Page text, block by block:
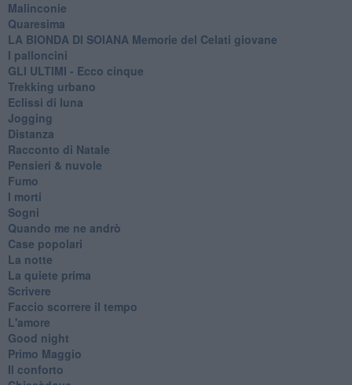
Malinconie
Quaresima
LA BIONDA DI SOIANA Memorie del Celati giovane
I palloncini
GLI ULTIMI - Ecco cinque
Trekking urbano
Eclissi di luna
Jogging
Distanza
Racconto di Natale
Pensieri & nuvole
Fumo
I morti
Sogni
Quando me ne andrò
Case popolari
La notte
La quiete prima
Scrivere
Faccio scorrere il tempo
L'amore
Good night
Primo Maggio
Il conforto